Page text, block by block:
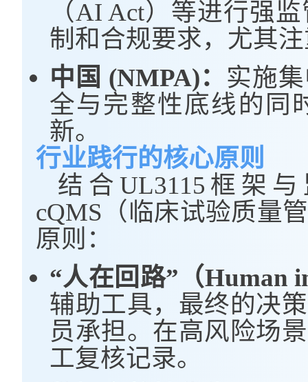
（AI Act）等进行强
制和合规要求，尤其
中国 (NMPA)： 实施
全与完整性底线的同
新。
行业践行的核心原则
结合UL3115框架
cQMS（临床试验质量
原则：
“人在回路”（Human
辅助工具，最终的决
员承担。在高风险场
工复核记录。